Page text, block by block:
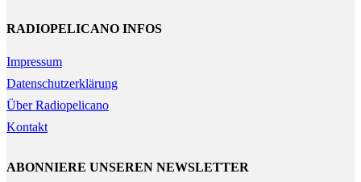
RADIOPELICANO INFOS
Impressum
Datenschutzerklärung
Über Radiopelicano
Kontakt
ABONNIERE UNSEREN NEWSLETTER